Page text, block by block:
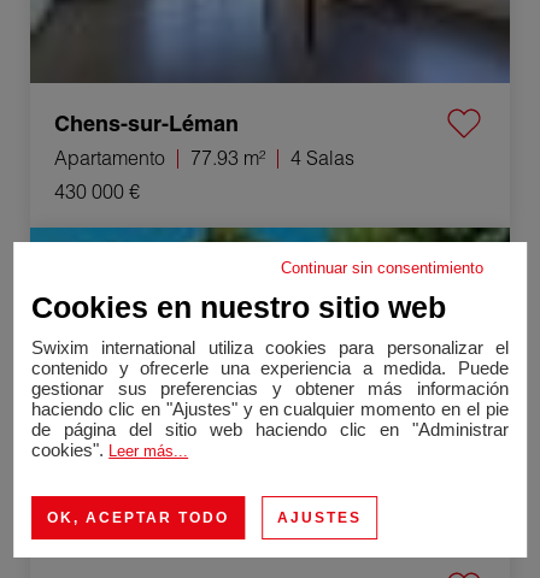
Chens-sur-Léman
Apartamento 77.93 m²
4 Salas
430 000 €
Venta Casa Lons-le-Saunier 10 Salas 280 m²
Exclusividad
Continuar sin consentimiento
Cookies en nuestro sitio web
Swixim international utiliza cookies para personalizar el
contenido y ofrecerle una experiencia a medida. Puede
gestionar sus preferencias y obtener más información
haciendo clic en "Ajustes" y en cualquier momento en el pie
de página del sitio web haciendo clic en "Administrar
cookies". Leer más...
OK, ACEPTAR TODO AJUSTES